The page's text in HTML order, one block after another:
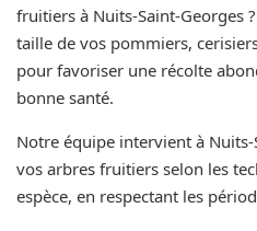
fruitiers à Nuits-Saint-Georges
taille de vos pommiers,
pour favoriser une récolte
bonne santé.
Notre équipe intervient à
vos arbres fruitiers selon les
espèce, en respectant les